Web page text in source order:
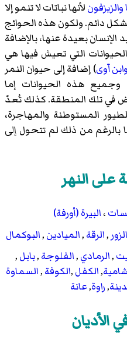
والزيزفونلأنها نباتات لا تنمو إلا
بشكل دائم. ولكون هذه الحوائج
بعيدة عنها، بالإضافة
الحيوانات التي تعيش فيها هي
وابن آوى) إضافة إلى حيوانالنمر
هذه الحيوانات إما
في تلك المنطقة. كذلك تُعدّ
المستوطنة والمهاجرة،
بالرغم من ذلك لم تتحول إلى
على النهر
،البيرة (أورفة)
,الرقة,الميادين,البوكمال
,الرمادي,الفلوجة,بابل,
,الكفل,الكوفة,السماوة
,راوة,عانة
الأديان